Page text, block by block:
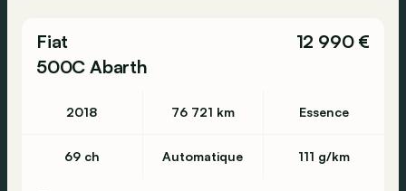
Fiat
500C Abarth
12 990 €
2018 76 721 km Essence
69 ch Automatique 111 g/km